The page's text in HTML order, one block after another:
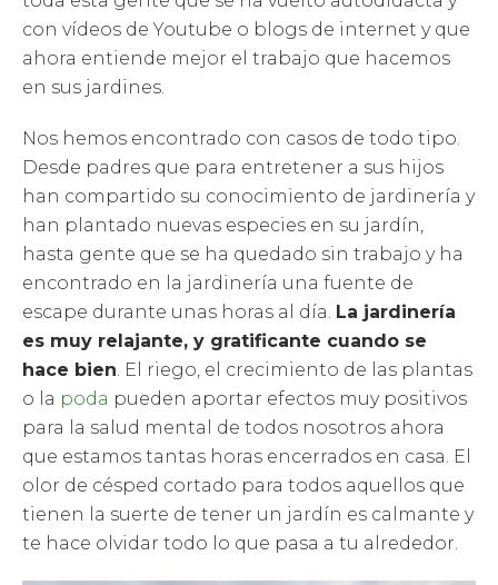
con vídeos de Youtube o blogs de internet y que
ahora entiende mejor el trabajo que hacemos
en sus jardines.
Nos hemos encontrado con casos de todo tipo.
Desde padres que para entretener a sus hijos
han compartido su conocimiento de jardinería y
han plantado nuevas especies en su jardín,
hasta gente que se ha quedado sin trabajo y ha
encontrado en la jardinería una fuente de
escape durante unas horas al día. La jardinería
es muy relajante, y gratificante cuando se
hace bien. El riego, el crecimiento de las plantas
o la poda pueden aportar efectos muy positivos
para la salud mental de todos nosotros ahora
que estamos tantas horas encerrados en casa. El
olor de césped cortado para todos aquellos que
tienen la suerte de tener un jardín es calmante y
te hace olvidar todo lo que pasa a tu alrededor.